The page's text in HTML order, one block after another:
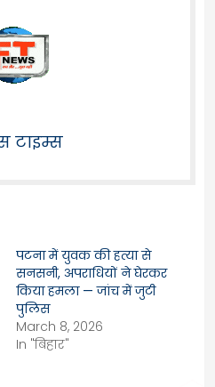
टाइम्स
पटना में युवक की हत्या से
सनसनी, अपराधियों ने घेरकर
किया हमला — जांच में जुटी
पुलिस
March 8, 2026
In "बिहार"